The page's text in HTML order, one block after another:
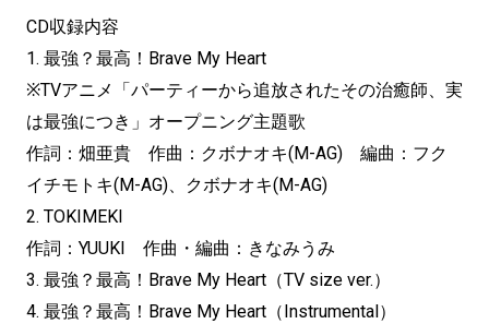
CD収録内容
1. 最強？最高！Brave My Heart
※TVアニメ「パーティーから追放されたその治癒師、実
は最強につき」オープニング主題歌
作詞：畑亜貴 作曲：クボナオキ(M-AG) 編曲：フク
イチモトキ(M-AG)、クボナオキ(M-AG)
2. TOKIMEKI
作詞：YUUKI 作曲・編曲：きなみうみ
3. 最強？最高！Brave My Heart（TV size ver.）
4. 最強？最高！Brave My Heart（Instrumental）